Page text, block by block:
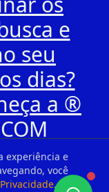
experiência e
você
.
e
seu
dias?
a ®